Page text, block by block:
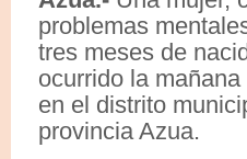
problemas
tres meses de
ocurrido la
en el distrito
provincia Azua.